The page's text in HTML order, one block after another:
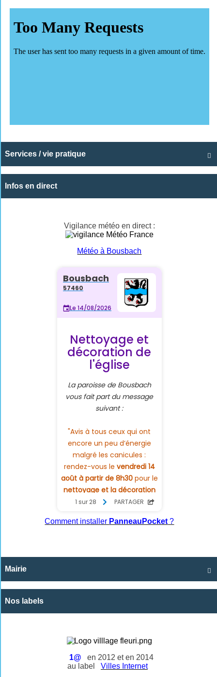

Services / vie pratique
Infos en direct
Vigilance météo en direct :
Météo à Bousbach
Comment installer PanneauPocket ?

Mairie
Nos labels
1@
en 2012 et en 2014
au label
Villes Internet